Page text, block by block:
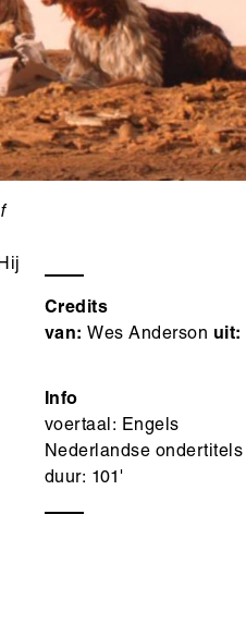
Credits
van:Wes Anderson uit:
Info
voertaal: Engels
Nederlandse ondertitels
duur: 101'